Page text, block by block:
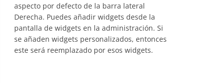
aspecto por defecto de la barra lateral
Derecha. Puedes añadir widgets desde la
pantalla de widgets en la administración. Si
se añaden widgets personalizados, entonces
este será reemplazado por esos widgets.